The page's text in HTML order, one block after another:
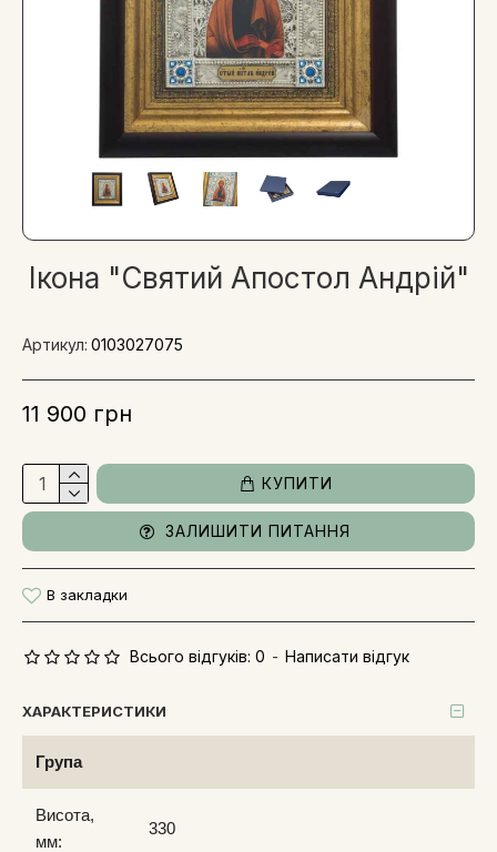
Ікона "Святий Апостол Андрій"
Всього відгуків: 0 - Написати відгук
11 900 грн
Артикул: 0103027075
КУПИТИ
ЗАЛИШИТИ ПИТАННЯ
В закладки
ХАРАКТЕРИСТИКИ
Група
Висота,
мм:
330